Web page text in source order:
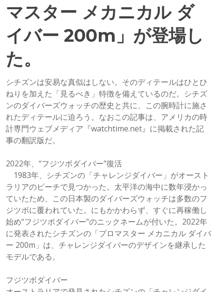
マスター メカニカル ダ
イバー 200m」が登場し
た。
シチズンは安易な真似はしない。そのディテールはひとひ
ねりを加えた「見るべき」特徴を備えているのだ。シチズ
ンのダイバーズウォッチの歴史と共に、この腕時計に施さ
れたディテールに迫ろう。なおこの記事は、アメリカの時
計専門ウェブメディア『watchtime.net』に掲載された記
事の翻訳版だ。
2022年、“フジツボダイバー”復活
1983年、シチズンの「チャレンジダイバー」がオースト
ラリアのビーチで見つかった。太平洋の海中に数年浸かっ
ていたため、この日本製のダイバーズウォッチは多数のフ
ジツボに覆われていた。にもかかわらず、すぐに再稼働し
始め“フジツボダイバー”のニックネームが付いた。2022年
に発表されたシチズンの「プロマスター メカニカル ダイバ
ー 200m」は、チャレンジダイバーのデザインを継承した
モデルである。
フジツボダイバー